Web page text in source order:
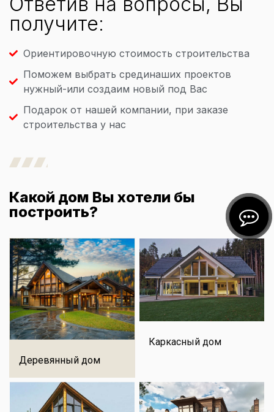
получите:
Ориентировочную стоимость строительства
Поможем выбрать срединаших проектов
нужный-или создаим новый под Вас
Подарок от нашей компании, при заказе
строительства у нас
Какой дом Вы хотели бы
построить?
Деревянный дом
Каркасный дом